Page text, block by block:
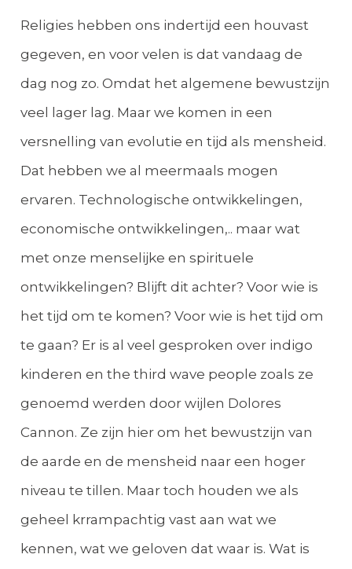
Religies hebben ons indertijd een houvast
gegeven, en voor velen is dat vandaag de
dag nog zo. Omdat het algemene bewustzijn
veel lager lag. Maar we komen in een
versnelling van evolutie en tijd als mensheid.
Dat hebben we al meermaals mogen
ervaren. Technologische ontwikkelingen,
economische ontwikkelingen,.. maar wat
met onze menselijke en spirituele
ontwikkelingen? Blijft dit achter? Voor wie is
het tijd om te komen? Voor wie is het tijd om
te gaan? Er is al veel gesproken over indigo
kinderen en the third wave people zoals ze
genoemd werden door wijlen Dolores
Cannon. Ze zijn hier om het bewustzijn van
de aarde en de mensheid naar een hoger
niveau te tillen. Maar toch houden we als
geheel krrampachtig vast aan wat we
kennen, wat we geloven dat waar is. Wat is